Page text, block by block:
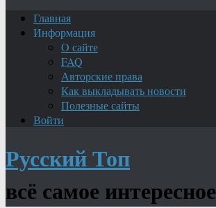
Главная
Информация
О сайте
FAQ
Авторские права
Как выкладывать новости
Полезные сайты
Войти
Русский Топ
всё самое интересное